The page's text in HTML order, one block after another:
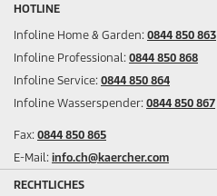
HOTLINE
Infoline Home & Garden: 0844 850 863
Infoline Professional: 0844 850 868
Infoline Service: 0844 850 864
Infoline Wasserspender: 0844 850 867
Fax: 0844 850 865
E-Mail: info.ch@kaercher.com
RECHTLICHES